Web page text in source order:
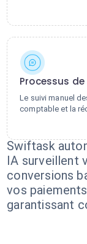
Processus
Le suivi manuel
comptable et la
Swiftask
IA surveillent
conversions
vos
garantissant